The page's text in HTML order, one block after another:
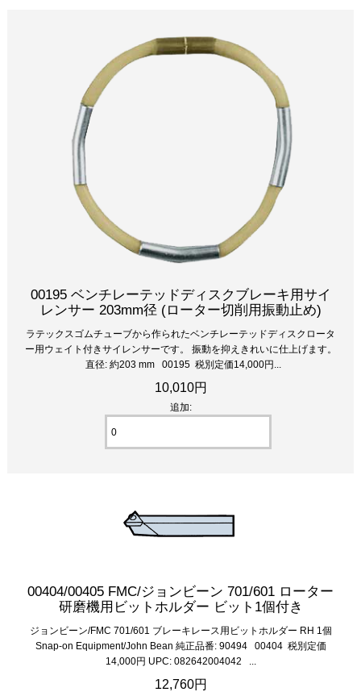
00195 ベンチレーテッドディスクブレーキ用サイ
レンサー 203mm径 (ローター切削用振動止め)
ラテックスゴムチューブから作られたベンチレーテッドディスクロータ
ー用ウェイト付きサイレンサーです。 振動を抑えきれいに仕上げます。
直径: 約203 mm 00195 税別定価14,000円...
10,010円
追加:
00404/00405 FMC/ジョンビーン 701/601 ローター
研磨機用ビットホルダー ビット1個付き
ジョンビーン/FMC 701/601 ブレーキレース用ビットホルダー RH 1個
Snap-on Equipment/John Bean 純正品番: 90494 00404 税別定価
14,000円 UPC: 082642004042 ...
12,760円